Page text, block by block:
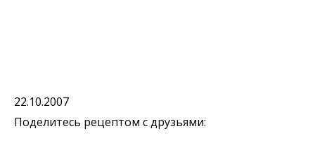
22.10.2007
Поделитесь рецептом с друзьями: